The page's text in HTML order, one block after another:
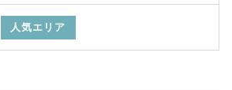
人気エリア